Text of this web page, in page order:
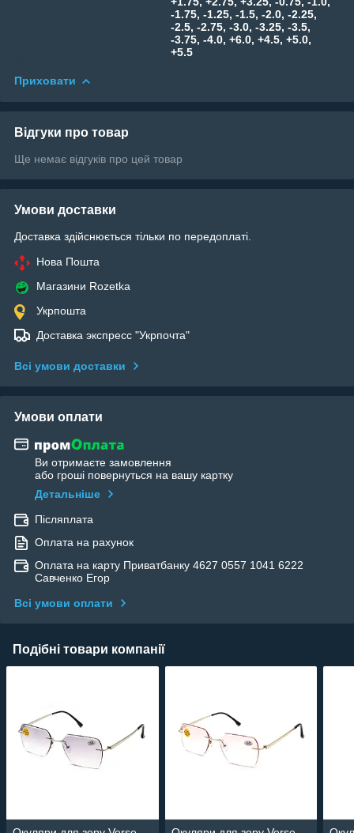
-1.75, -1.25, -1.5, -2.0, -2.25,
-2.5, -2.75, -3.0, -3.25, -3.5,
-3.75, -4.0, +6.0, +4.5, +5.0,
+5.5
Приховати
Відгуки про товар
Ще немає відгуків про цей товар
Умови доставки
Доставка здійснюється тільки по передоплаті.
Нова Пошта
Магазини Rozetka
Укрпошта
Доставка экспресс "Укрпочта"
Всі умови доставки
Умови оплати
Ви отримаєте замовлення
або гроші повернуться на вашу картку
Детальніше
Післяплата
Оплата на рахунок
Оплата на карту Приватбанку 4627 0557 1041 6222
Савченко Егор
Всі умови оплати
Подібні товари компанії